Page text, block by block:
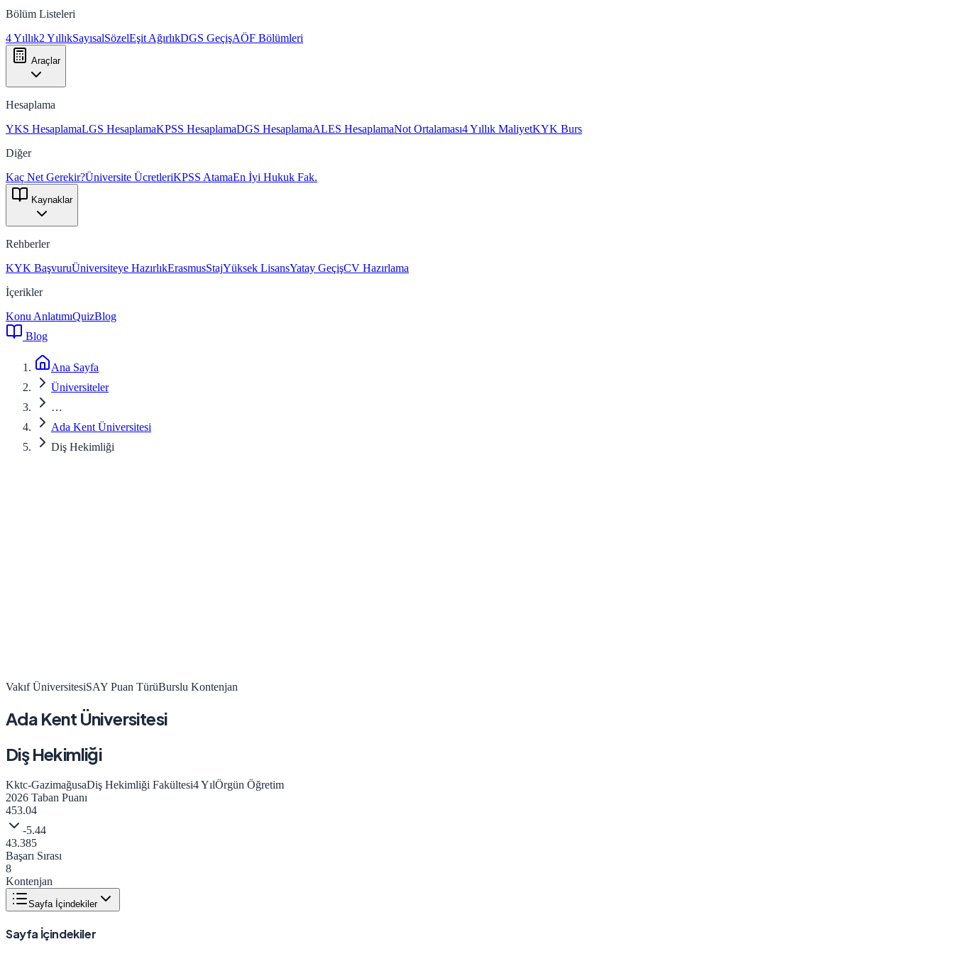
Bölüm Listeleri
4 Yıllık2 YıllıkSayısalSözelEşit AğırlıkDGS GeçişAÖF Bölümleri
Araçlar
Hesaplama
YKS HesaplamaLGS HesaplamaKPSS HesaplamaDGS HesaplamaALES HesaplamaNot Ortalaması4 Yıllık MaliyetKYK Burs
Diğer
Kaç Net Gerekir?Üniversite ÜcretleriKPSS AtamaEn İyi Hukuk Fak.
Kaynaklar
Rehberler
KYK BaşvuruÜniversiteye HazırlıkErasmusStajYüksek LisansYatay GeçişCV Hazırlama
İçerikler
Konu AnlatımıQuizBlog
Blog
Ana Sayfa
Üniversiteler
…
Ada Kent Üniversitesi
Diş Hekimliği
Vakıf ÜniversitesiSAY Puan TürüBurslu Kontenjan
Ada Kent Üniversitesi
Diş Hekimliği
Kktc-GazimağusaDiş Hekimliği Fakültesi4YılÖrgün Öğretim
2026 Taban Puanı
453.04
-5.44
43.385
Başarı Sırası
8
Kontenjan
Sayfa İçindekiler
Sayfa İçindekiler